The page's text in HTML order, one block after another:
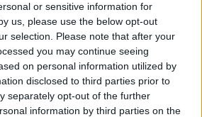
or sensitive information for
us, please use the below opt-out
selection. Please note that after your
you may continue seeing
on personal information utilized by
disclosed to third parties prior to
separately opt-out of the further
information by third parties on the